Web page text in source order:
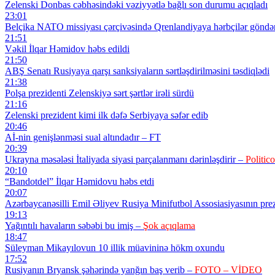
Zelenski Donbas cəbhəsindəki vəziyyətlə bağlı son durumu açıqladı
23:01
Belçika NATO missiyası çərçivəsində Qrenlandiyaya hərbçilər
21:51
Vəkil İlqar Həmidov həbs edildi
21:50
ABŞ Senatı Rusiyaya qarşı sanksiyaların sərtləşdirilməsini təsdiqlədi
21:38
Polşa prezidenti Zelenskiyə sərt şərtlər irəli sürdü
21:16
Zelenski prezident kimi ilk dəfə Serbiyaya səfər edib
20:46
Aİ-nin genişlənməsi sual altındadır – FT
20:39
Ukrayna məsələsi İtaliyada siyasi parçalanmanı dərinləşdirir – Politico
20:10
“Bandotdel” İlqar Həmidovu həbs etdi
20:07
Azərbaycanəsilli Emil Əliyev Rusiya Minifutbol Assosiasiyasının
19:13
Yağıntılı havaların səbəbi bu imiş – Şok açıqlama
18:47
Süleyman Mikayılovun 10 illik müavininə hökm oxundu
17:52
Rusiyanın Bryansk şəhərində yanğın baş verib – FOTO – VİDEO